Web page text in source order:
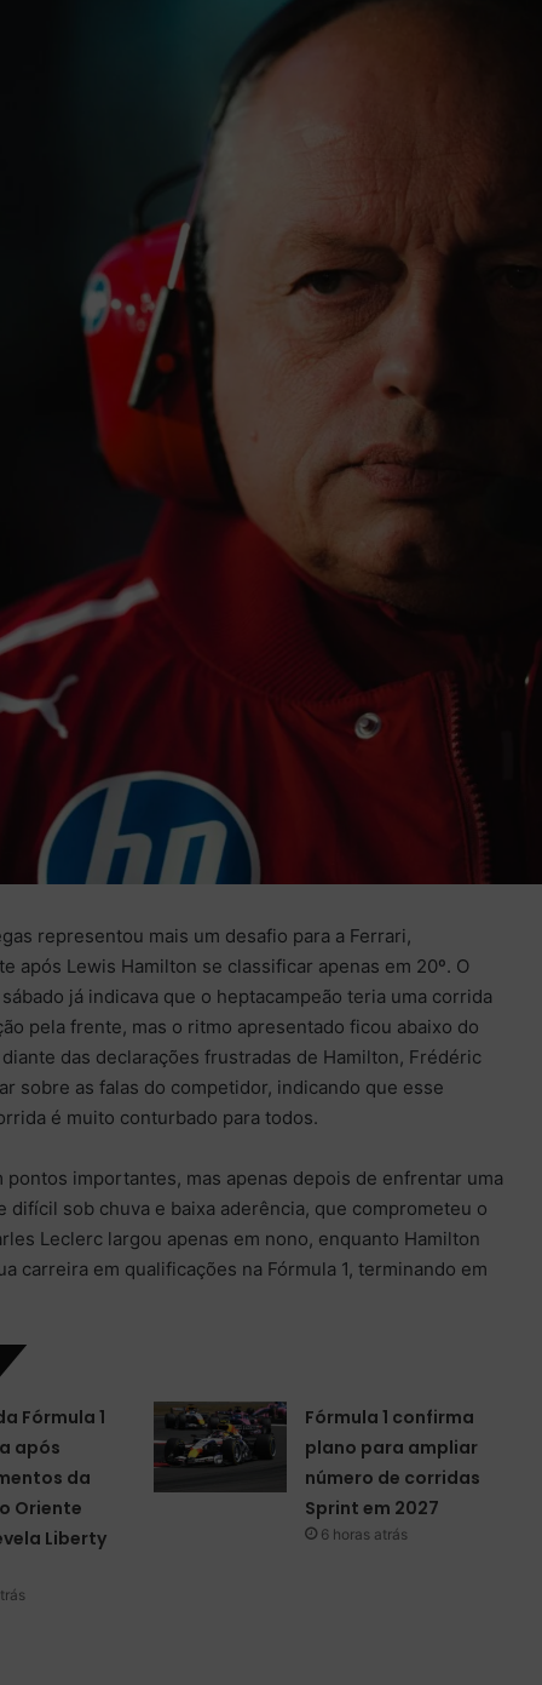
representou mais um desafio para a Ferrari,
após Lewis Hamilton se classificar apenas em 20º. O
já indicava que o heptacampeão teria uma corrida
pela frente, mas o ritmo apresentado ficou abaixo do
das declarações frustradas de Hamilton, Frédéric
sobre as falas do competidor, indicando que esse
é muito conturbado para todos.
pontos importantes, mas apenas depois de enfrentar uma
difícil sob chuva e baixa aderência, que comprometeu o
Leclerc largou apenas em nono, enquanto Hamilton
carreira em qualificações na Fórmula 1, terminando em
Fórmula 1
após
da
Oriente
Liberty
Fórmula 1 confirma
plano para ampliar
número de corridas
Sprint em 2027
6 horas atrás